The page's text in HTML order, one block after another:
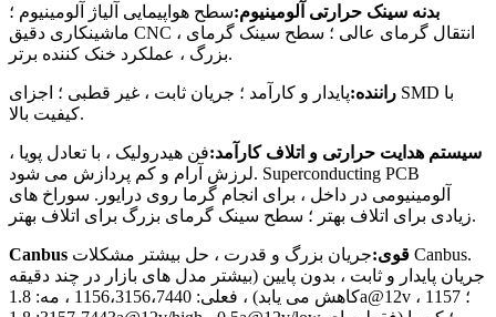
بدنه سینک حرارتی آلومینیوم:سطح هواپیمایی آلیاژ آلومینیوم ؛
ماشینکاری دقیق CNC ، انتقال گرمای عالی ؛ سطح سینک گرمای
بزرگ ، عملکرد خنک کننده برتر.
راننده:پایدار و کارآمد ؛ جریان ثابت ، غیر قطبی ؛ اجزای SMD با
کیفیت بالا.
سیستم هدایت حرارتی و اتلاف کارآمد:فن هیدرولیک ، با تعادل پویا ،
لرزش آرام و کم پردازش می شود. Superconducting PCB
آلومینیومی در داخل ، برای انجام گرما روی درایور. سوراخ های
زیادی برای اتلاف بهتر ؛ سطح سینک گرمای بزرگ برای اتلاف بهتر.
Canbus قوی:جریان بزرگ و قدرت ، حل بیشتر مشکلات Canbus.
جریان پایدار و ثابت ، بدون پایین (بیشتر مدل های بازار در چند دقیقه
کاهش می یابد) ، فعلی: 1156،3156،7440 ، مه: 1.8a@12v ؛ 1157 ،